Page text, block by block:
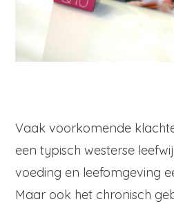
Vaak voorkomende
een typisch westerse
voeding en leefomgeving
Maar ook het chronisch